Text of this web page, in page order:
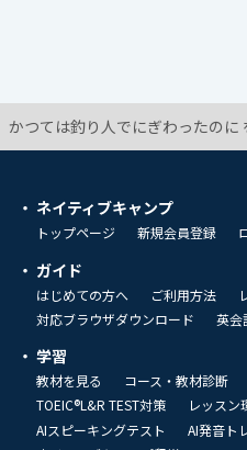
かつては釣り人でにぎわったのに
ネイティブキャンプ
トップページ 新規会員登録
ガイド
はじめての方へ ご利用方法
対応ブラウザダウンロード
英会
学習
教材を見る コース・教材診断
TOEIC®L&R TEST対策
レッスン
AIスピーキングテスト
AI発音ト